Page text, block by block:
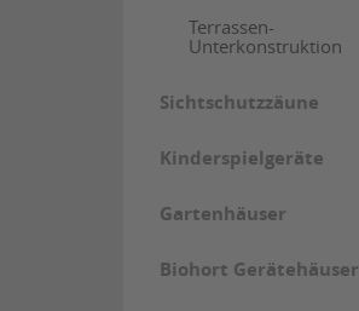
Terrassen-
Unterkonstruktion
Sichtschutzzäune
Kinderspielgeräte
Gartenhäuser
Biohort Gerätehäuser